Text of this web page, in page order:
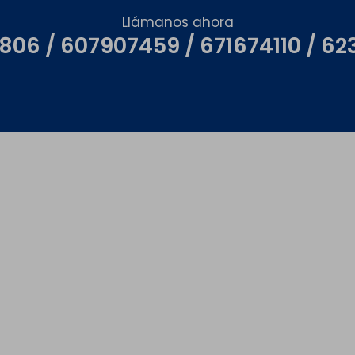
Llámanos ahora
/ 607907459 / 671674110 /